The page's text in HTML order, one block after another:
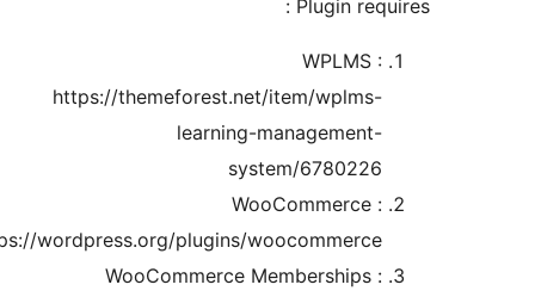
https://themeforest.net/item/
learning-
https://wordpress.org/plugins/
WooCommerce